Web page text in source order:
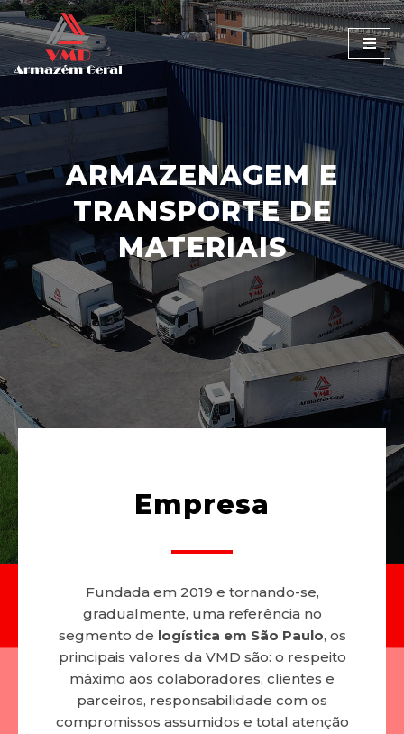
Pular
para
conteúdo
ARMAZENAGEM E
TRANSPORTE DE
MATERIAIS
Empresa
Fundada em 2019 e tornando-se,
gradualmente, uma referência no
segmento de logística em São Paulo, os
principais valores da VMD são: o respeito
máximo aos colaboradores, clientes e
parceiros, responsabilidade com os
compromissos assumidos e total atenção